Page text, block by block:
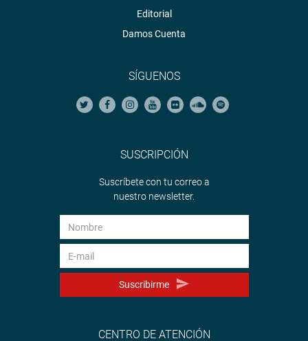
Editorial
Damos Cuenta
SÍGUENOS
SUSCRIPCIÓN
Suscríbete con tu correo a
nuestro newsletter.
Suscribirme
CENTRO DE ATENCIÓN